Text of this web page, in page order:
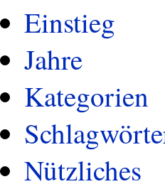
Einstieg
Jahre
Kategorien
Nützliches